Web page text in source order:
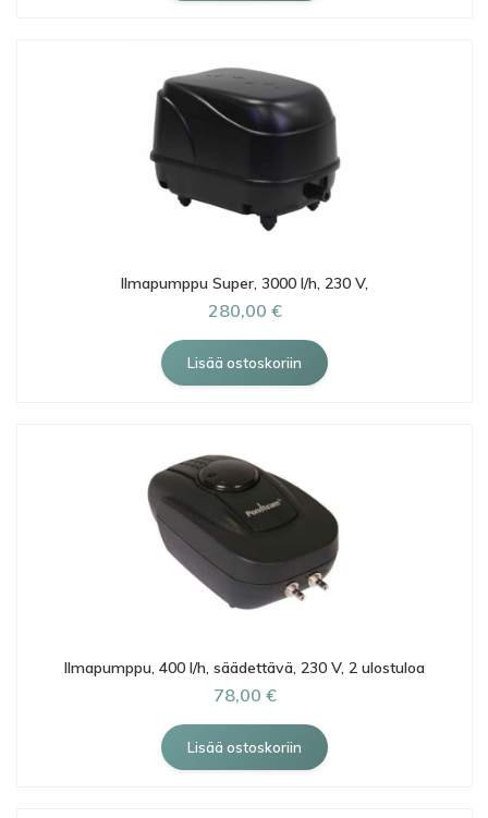
Ilmapumppu Super, 3000 l/h, 230 V,
280,00 €
Ilmapumppu, 400 l/h, säädettävä, 230 V, 2 ulostuloa
78,00 €